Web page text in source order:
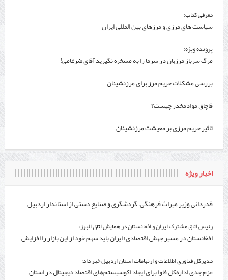
معرفی کتاب؛
سیاست های مرزی و مرزهای بین المللی ایران
پرونده ویژه؛
مرگ سرباز مرزبان در سرما را به مسخره نگیرید آقای ضرغامی!
بررسی مشکلات حریم مرز برای مرزنشینان
قاچاق موادمخدر چیست؟
تاثیر حریم مرزی بر معیشت مرزنشینان
اخبار ویژه
قدردانی وزیر میراث فرهنگی، گردشگری و صنایع دستی از استاندار اردبیل
رئیس اتاق مشترک ایران و افغانستان در همایش اتاق البرز:
افغانستان در مسیر جهش اقتصادی؛ ایران باید سهم خود از این بازار را افزایش
مدیرکل فناوری اطلاعات و ارتباطات استان اردبیل خبر داد:
عزم جدی اداره‌کل فاوا برای ایجاد اکوسیستم‌های اقتصاد دیجیتال در استان